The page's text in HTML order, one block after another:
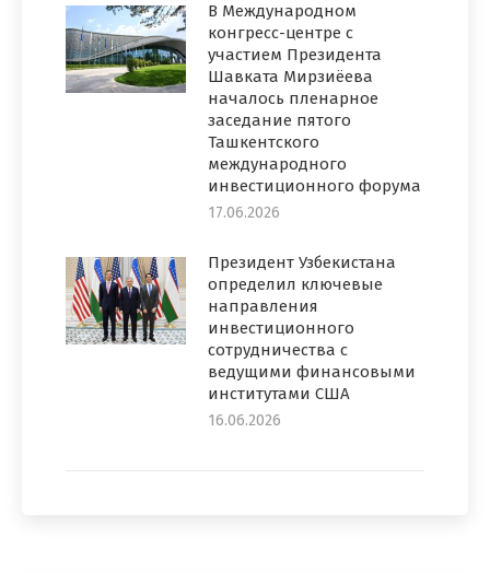
В Международном
конгресс-центре с
участием Президента
Шавката Мирзиёева
началось пленарное
заседание пятого
Ташкентского
международного
инвестиционного форума
17.06.2026
Президент Узбекистана
определил ключевые
направления
инвестиционного
сотрудничества с
ведущими финансовыми
институтами США
16.06.2026